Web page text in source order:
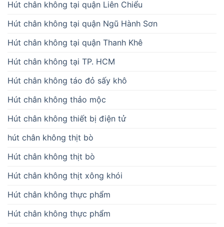
Hút chân không tại quận Liên Chiểu
Hút chân không tại quận Ngũ Hành Sơn
Hút chân không tại quận Thanh Khê
Hút chân không tại TP. HCM
Hút chân không táo đỏ sấy khô
Hút chân không thảo mộc
Hút chân không thiết bị điện tử
hút chân không thịt bò
Hút chân không thịt bò
Hút chân không thịt xông khói
Hút chân không thực phẩm
Hút chân không thực phẩm